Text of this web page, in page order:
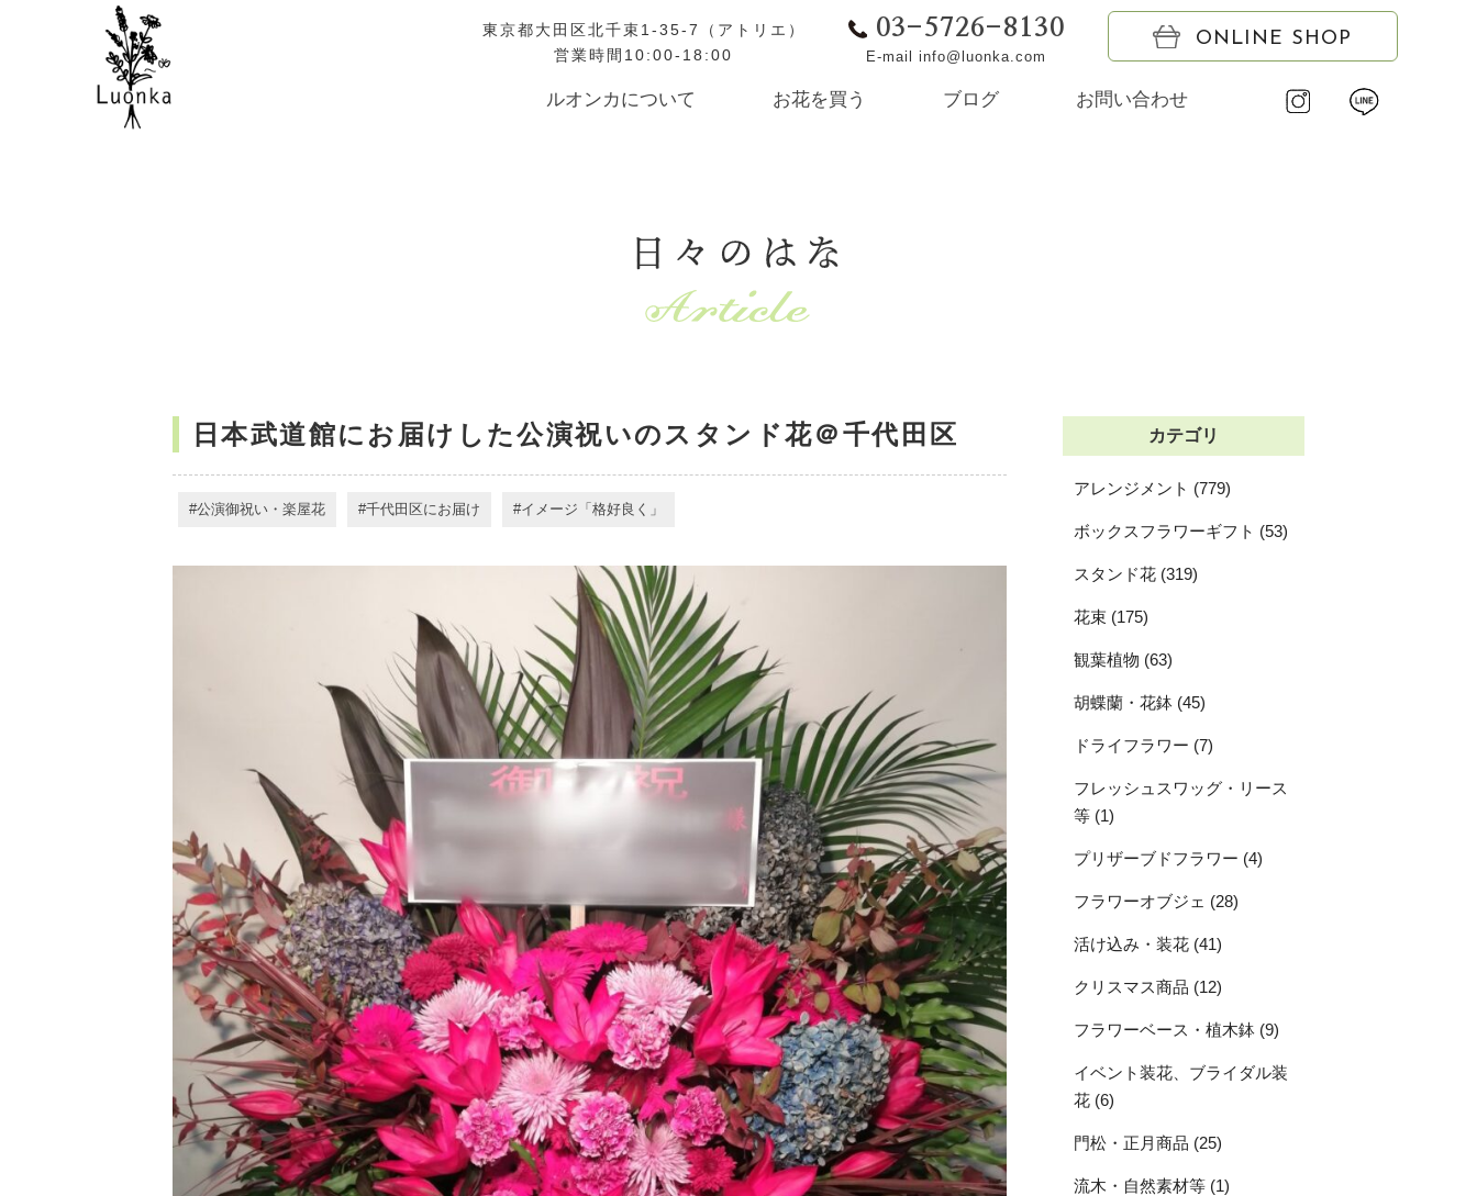
東京都大田区北千束1-35-7（アトリエ）
営業時間10:00-18:00
03-5726-8130
E-mail info@luonka.com
ONLINE SHOP
ルオンカについて お花を買う ブログ お問い合わせ
日々のはな
日本武道館にお届けした公演祝いのスタンド花＠千代田区
公演御祝い・楽屋花 千代田区にお届け イメージ「格好良く」
カテゴリ
アレンジメント (779)
ボックスフラワーギフト (53)
スタンド花 (319)
花束 (175)
観葉植物 (63)
胡蝶蘭・花鉢 (45)
ドライフラワー (7)
フレッシュスワッグ・リース
等 (1)
プリザーブドフラワー (4)
フラワーオブジェ (28)
活け込み・装花 (41)
クリスマス商品 (12)
フラワーベース・植木鉢 (9)
イベント装花、ブライダル装
花 (6)
門松・正月商品 (25)
流木・自然素材等 (1)